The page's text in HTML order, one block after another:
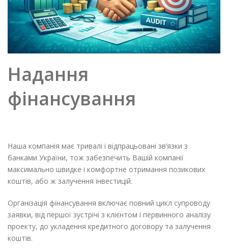
Надання
фінансування
Наша компанія має тривалі і відпрацьовані зв’язки з
банками України, тож забезпечить Вашій компанії
максимально швидке і комфортне отримання позикових
коштів, або ж залучення інвестицій.
Організація фінансування включає повний цикл супроводу
заявки, від першої зустрічі з клієнтом і первинного аналізу
проекту, до укладення кредитного договору та залучення
коштів.